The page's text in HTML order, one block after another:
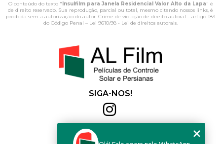
O conteúdo do texto " Insulfilm para Janela Residencial Valor Alto da Lapa" é
de direito reservado. Sua reprodução, parcial ou total, mesmo citando nossos links, é
proibida sem a autorização do autor. Crime de violação de direito autoral – artigo 184
do Código Penal – Lei 9610/98 - Lei de direitos autorais.
SIGA-NOS!
(11) 2564-4684